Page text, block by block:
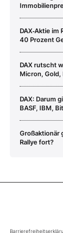
DAX‑Aktie
40 Prozent
DAX rutscht
Micron, Gold,
DAX: Darum
BASF, IBM,
Großaktionär
Rallye fort?